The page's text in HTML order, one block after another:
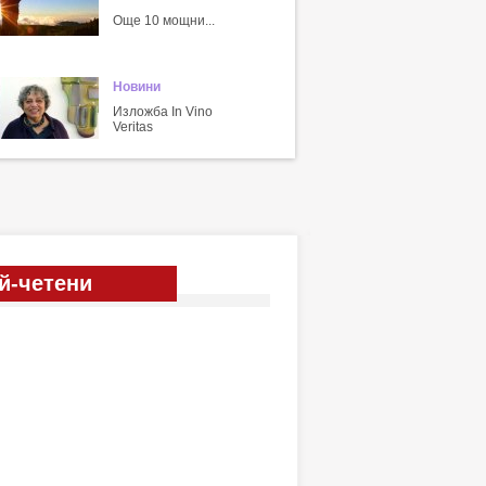
Още 10 мощни...
Новини
Изложба In Vino
Veritas
четени